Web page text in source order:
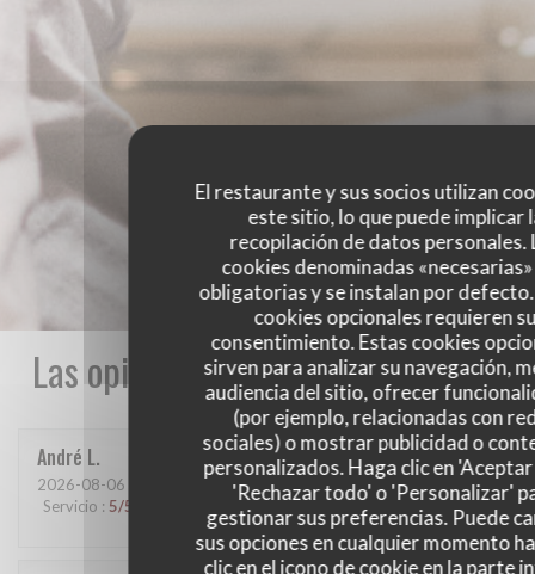
El restaurante y sus socios utilizan
este sitio, lo que puede implicar
recopilación de datos personales.
cookies denominadas
obligatorias y se instalan por
cookies opcionales requieren
consentimiento. Estas cookies
sirven para analizar su navegación,
audiencia del sitio, ofrecer
(por ejemplo, relacionadas con
sociales) o mostrar publicidad o
personalizados. Haga clic en
'Rechazar todo' o 'Personalizar'
gestionar sus preferencias. Puede
sus opciones en cualquier momento
clic en el icono de cookie en la parte
Las opiniones de nuestros clientes
André L
2026-08-06 - 12:30 - Invitados 3
Servicio : 5/5 /5 Menú:5/5 Calidad / Precio: 4/5